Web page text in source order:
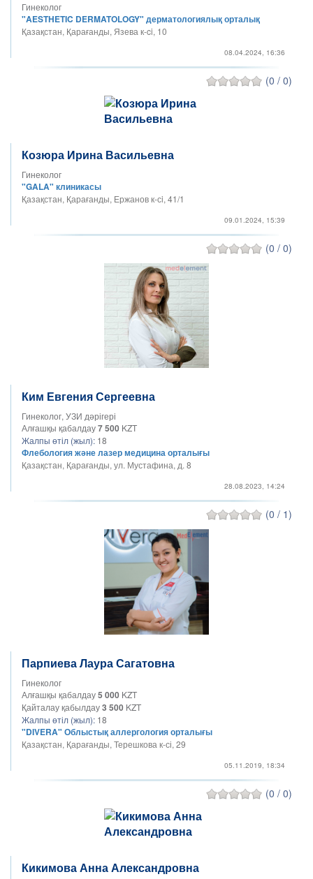
Гинеколог
"AESTHETIC DERMATOLOGY" дерматологиялық орталық
Қазақстан, Қарағанды, Язева к-ci, 10
08.04.2024, 16:36
(0 / 0)
Козюра Ирина Васильевна
Гинеколог
"GALA" клиникасы
Қазақстан, Қарағанды, Ержанов к-сi, 41/1
09.01.2024, 15:39
(0 / 0)
Ким Евгения Сергеевна
Гинеколог, УЗИ дәрігері
Алғашқы қабалдау7 500 KZT
Жалпы өтіл (жыл): 18
Флебология және лазер медицина орталығы
Қазақстан, Қарағанды, ул. Мустафина, д. 8
28.08.2023, 14:24
(0 / 1)
Парпиева Лаура Сагатовна
Гинеколог
Алғашқы қабалдау5 000 KZT
Қайталау қабылдау3 500 KZT
Жалпы өтіл (жыл): 18
"DIVERA" Облыстық аллергология орталығы
Қазақстан, Қарағанды, Терешкова к-сі, 29
05.11.2019, 18:34
(0 / 0)
Кикимова Анна Александровна